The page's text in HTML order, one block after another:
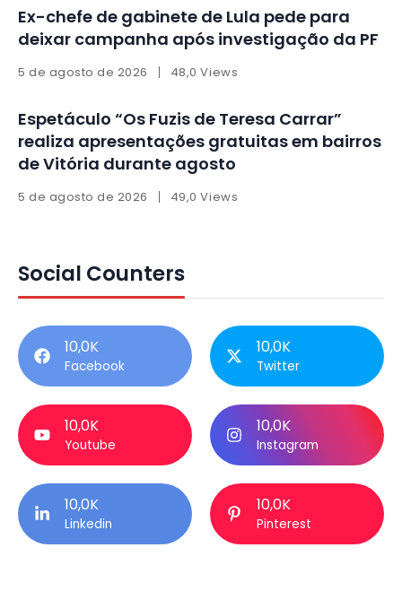
Ex-chefe de gabinete de Lula pede para
deixar campanha após investigação da PF
5 de agosto de 2026 48,0 Views
Espetáculo “Os Fuzis de Teresa Carrar”
realiza apresentações gratuitas em bairros
de Vitória durante agosto
5 de agosto de 2026 49,0 Views
Social Counters
10,0K
Facebook
10,0K
Twitter
10,0K
Youtube
10,0K
Instagram
10,0K
Linkedin
10,0K
Pinterest